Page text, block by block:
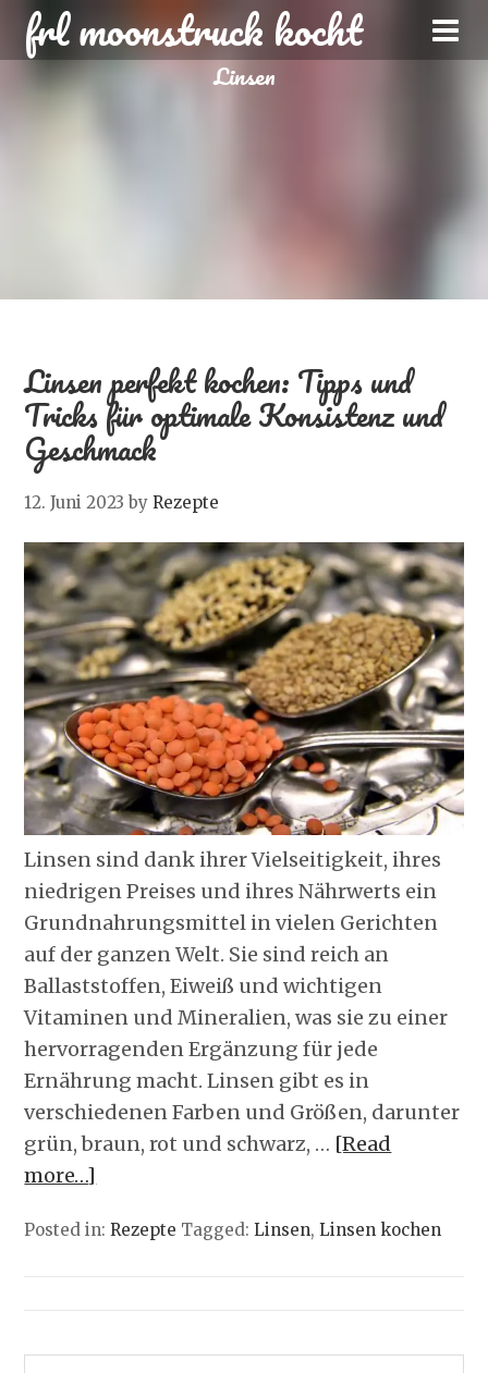
frl moonstruck kocht
Linsen
Linsen perfekt kochen: Tipps und
Tricks für optimale Konsistenz und
Geschmack
12. Juni 2023 byRezepte
Linsen sind dank ihrer Vielseitigkeit, ihres
niedrigen Preises und ihres Nährwerts ein
Grundnahrungsmittel in vielen Gerichten
auf der ganzen Welt. Sie sind reich an
Ballaststoffen, Eiweiß und wichtigen
Vitaminen und Mineralien, was sie zu einer
hervorragenden Ergänzung für jede
Ernährung macht. Linsen gibt es in
verschiedenen Farben und Größen, darunter
grün, braun, rot und schwarz, … [Read
more…]
Posted in:Rezepte Tagged:Linsen,Linsen kochen